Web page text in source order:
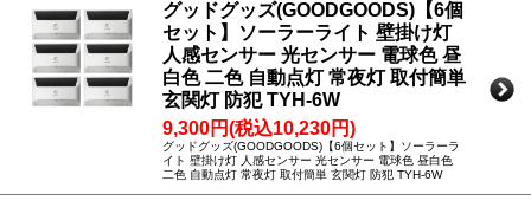
グッドグッズ(GOODGOODS)【6個
セット】ソーラーライト 壁掛け灯
人感センサー 光センサー 電球色 昼
白色 二色 自動点灯 常夜灯 取付簡単
玄関灯 防犯 TYH-6W
9,300円(税込10,230円)
グッドグッズ(GOODGOODS)【6個セット】ソーラーラ
イト 壁掛け灯 人感センサー 光センサー 電球色 昼白色
二色 自動点灯 常夜灯 取付簡単 玄関灯 防犯 TYH-6W